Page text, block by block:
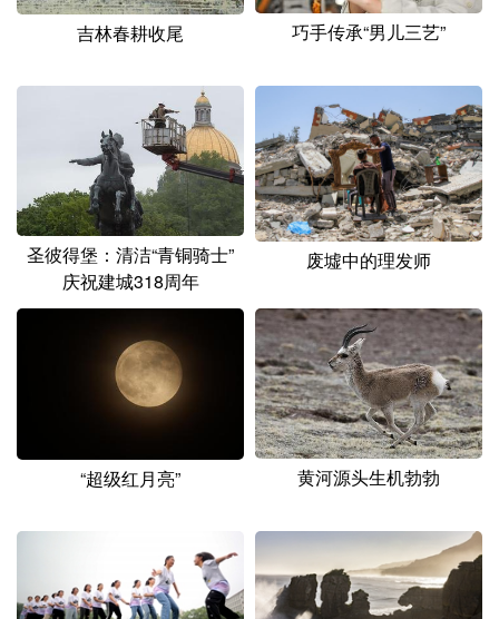
四川 贵州 云南 西藏
内蒙古 黑龙江
多语种频道
English Español Français عربى
Русский язык
吉林春耕收尾 巧手传承“男儿三艺”
圣彼得堡：清洁“青铜骑士”
庆祝建城318周年
废墟中的理发师
“超级红月亮” 黄河源头生机勃勃